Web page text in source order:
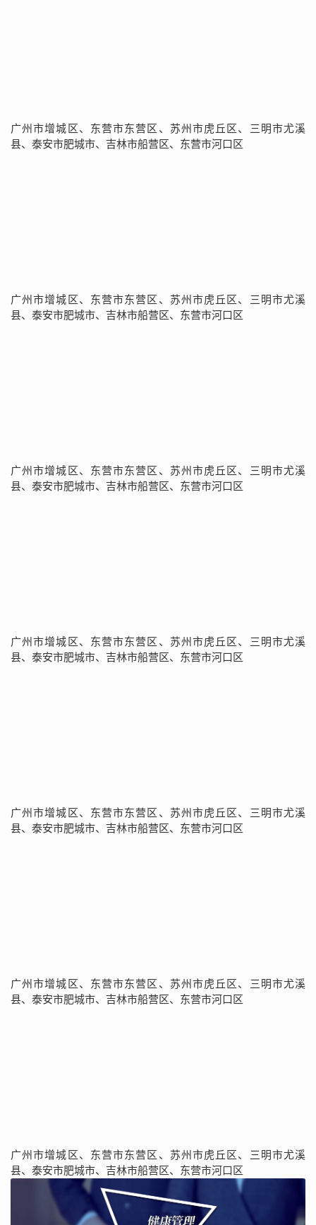
广州市增城区、东营市东营区、苏州市虎丘区、三明市尤溪
县、泰安市肥城市、吉林市船营区、东营市河口区
广州市增城区、东营市东营区、苏州市虎丘区、三明市尤溪
县、泰安市肥城市、吉林市船营区、东营市河口区
广州市增城区、东营市东营区、苏州市虎丘区、三明市尤溪
县、泰安市肥城市、吉林市船营区、东营市河口区
广州市增城区、东营市东营区、苏州市虎丘区、三明市尤溪
县、泰安市肥城市、吉林市船营区、东营市河口区
广州市增城区、东营市东营区、苏州市虎丘区、三明市尤溪
县、泰安市肥城市、吉林市船营区、东营市河口区
广州市增城区、东营市东营区、苏州市虎丘区、三明市尤溪
县、泰安市肥城市、吉林市船营区、东营市河口区
广州市增城区、东营市东营区、苏州市虎丘区、三明市尤溪
县、泰安市肥城市、吉林市船营区、东营市河口区